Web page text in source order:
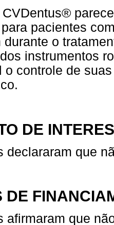
pacientes
durante o
instrumentos
o controle de
DE
declararam que
DE
afirmaram que